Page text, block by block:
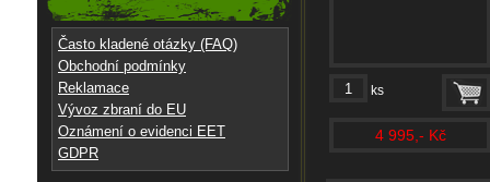
Často kladené otázky (FAQ)
Obchodní podmínky
Reklamace
Vývoz zbraní do EU
Oznámení o evidenci EET
GDPR
ks
4 995,- Kč